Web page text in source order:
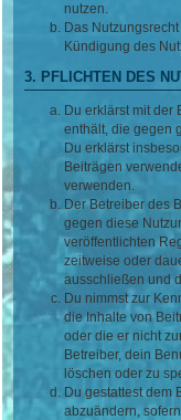
nutzen.
Das
Kündigung des
3. PFLICHTEN DES
Du erklärst mit der
enthält, die gegen
Du erklärst
Beiträgen
verwenden.
Der Betreiber des
gegen diese
veröffentlichten
zeitweise oder
ausschließen und
Du nimmst zur
die Inhalte von
oder die er nicht
Betreiber, dein
löschen oder zu
Du gestattest dem
abzuändern,